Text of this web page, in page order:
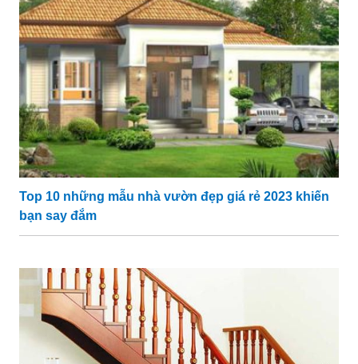
Top 10 những mẫu nhà vườn đẹp giá rẻ 2023 khiến
bạn say đắm